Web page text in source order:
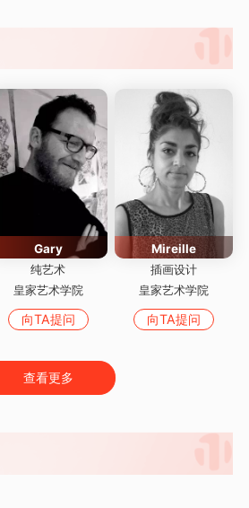
Gary
纯艺术
皇家艺术学院
向TA提问
Mireille
插画设计
皇家艺术学院
向TA提问
查看更多